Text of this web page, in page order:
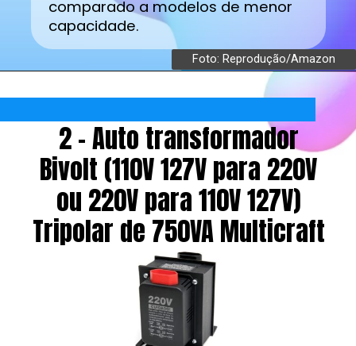
comparado a modelos de menor
capacidade.
Foto: Reprodução/Amazon
2 - Auto transformador
Bivolt (110V 127V para 220V
ou 220V para 110V 127V)
Tripolar de 750VA Multicraft